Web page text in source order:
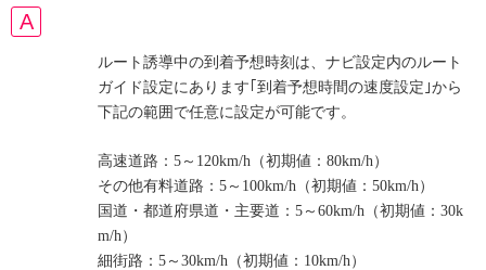
ルート誘導中の到着予想時刻は、ナビ設定内のルート
ガイド設定にあります｢到着予想時間の速度設定｣から
下記の範囲で任意に設定が可能です。
高速道路：5～120km/h（初期値： 80km/h）
その他有料道路：5～100km/h （初期値：50km/h）
国道・都道府県道・主要道： 5～60km/h（初期値：30k
m/h）
細街路：5～30km/h（初期値：10km/h）